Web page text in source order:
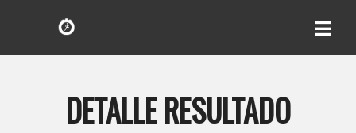
DETALLE RESULTADO